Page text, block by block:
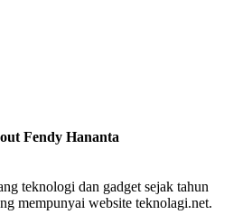
Fendy Hananta
teknologi dan gadget sejak tahun
mempunyai website teknolagi.net.